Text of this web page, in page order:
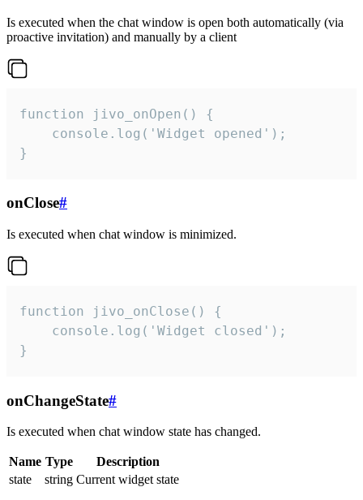
Is executed when the chat window is open both automatically (via
proactive invitation) and manually by a client
function jivo_onOpen() {
    console.log('Widget opened');
}
onClose#
Is executed when chat window is minimized.
function jivo_onClose() {
    console.log('Widget closed');
}
onChangeState#
Is executed when chat window state has changed.
Name Type
Description
state
string Current widget state